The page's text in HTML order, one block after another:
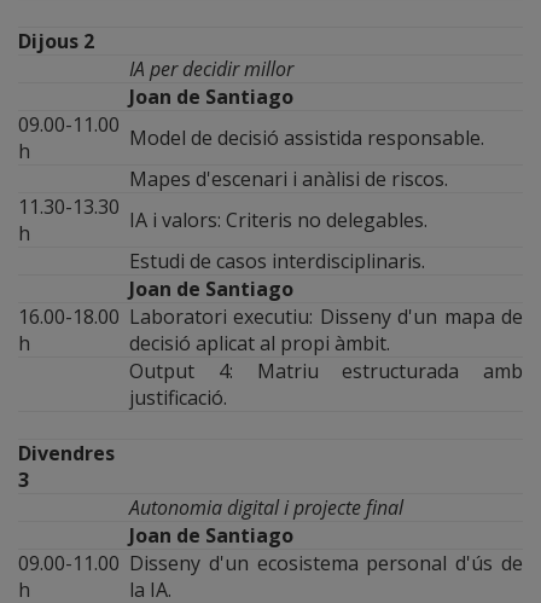
Dijous 2
IA per decidir millor
Joan de Santiago
09.00-11.00
h
Model de decisió assistida responsable.
Mapes d'escenari i anàlisi de riscos.
11.30-13.30
h
IA i valors: Criteris no delegables.
Estudi de casos interdisciplinaris.
Joan de Santiago
16.00-18.00
h
Laboratori executiu: Disseny d'un mapa de
decisió aplicat al propi àmbit.
Output 4: Matriu estructurada amb
justificació.
Divendres
3
Autonomia digital i projecte final
Joan de Santiago
09.00-11.00
h
Disseny d'un ecosistema personal d'ús de
la IA.